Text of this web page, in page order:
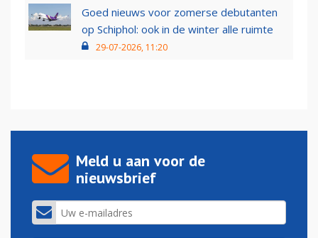
Goed nieuws voor zomerse debutanten
op Schiphol: ook in de winter alle ruimte
29-07-2026, 11:20
Meld u aan voor de
nieuwsbrief